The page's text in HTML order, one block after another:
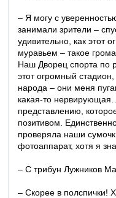
– Я могу с
занимали зрители –
удивительно, как этот
муравьем – такое
Наш Дворец спорта по
этот огромный
народа – они меня
какая-то
представлению,
позитивом.
проверяла наши
фотоаппарат, хотя я
– С трибун Лужников
– Скорее в полспички!